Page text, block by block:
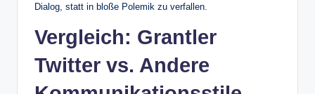
Dialog, statt in bloße Polemik zu verfallen.
Vergleich: Grantler
Twitter vs. Andere